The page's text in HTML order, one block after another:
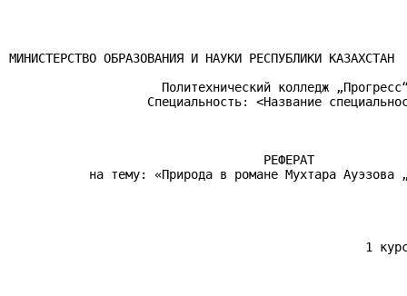
МИНИСТЕРСТВО ОБРАЗОВАНИЯ И НАУКИ РЕСПУБЛИКИ КАЗАХСТАН
Политехнический колледж
Специальность: <Название
                                   РЕФЕРАТ
на тему: «Природа в романе Мухтара Ауэзова
1